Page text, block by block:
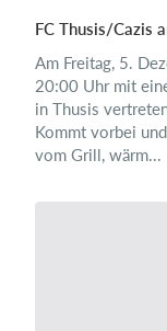
FC Thusis/Cazis
Am Freitag, 5.
20:00 Uhr mit
in Thusis
Kommt vorbei
vom Grill, wärm...